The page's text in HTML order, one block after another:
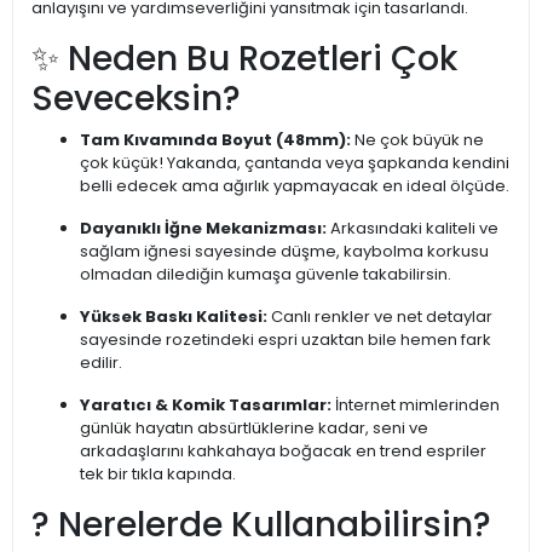
anlayışını ve yardımseverliğini yansıtmak için tasarlandı.
✨ Neden Bu Rozetleri Çok
Seveceksin?
Tam Kıvamında Boyut (48mm):Ne çok büyük ne
çok küçük! Yakanda, çantanda veya şapkanda kendini
belli edecek ama ağırlık yapmayacak en ideal ölçüde.
Dayanıklı İğne Mekanizması:Arkasındaki kaliteli ve
sağlam iğnesi sayesinde düşme, kaybolma korkusu
olmadan dilediğin kumaşa güvenle takabilirsin.
Yüksek Baskı Kalitesi:Canlı renkler ve net detaylar
sayesinde rozetindeki espri uzaktan bile hemen fark
edilir.
Yaratıcı & Komik Tasarımlar: İnternet mimlerinden
günlük hayatın absürtlüklerine kadar, seni ve
arkadaşlarını kahkahaya boğacak en trend espriler
tek bir tıkla kapında.
? Nerelerde Kullanabilirsin?